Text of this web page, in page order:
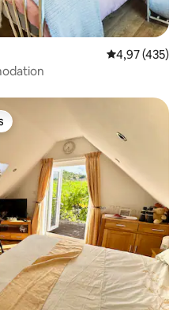
Évaluation
4,97 (435)
plus appréciés